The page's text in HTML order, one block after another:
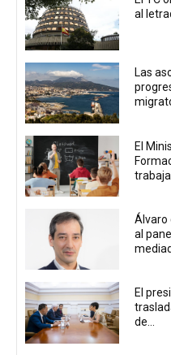
al
Las
El
trabaja
Álvaro
al
El
de...